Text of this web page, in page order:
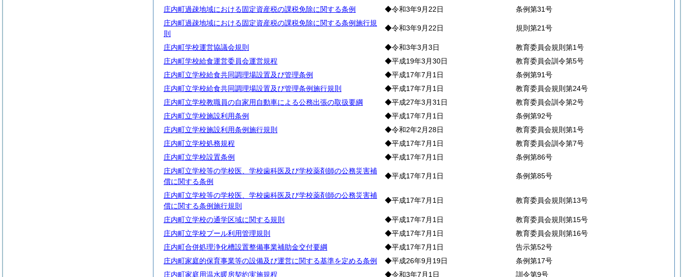
庄内町過疎地域における固定資産税の課税免除に関する条例 ◆令和3年9月22日
条例第31号
庄内町過疎地域における固定資産税の課税免除に関する条例施行規
則
◆令和3年9月22日 規則第21号
庄内町学校運営協議会規則 ◆令和3年3月3日
教育委員会規則第1号
庄内町学校給食運営委員会運営規程
◆平成19年3月30日
教育委員会訓令第5号
庄内町立学校給食共同調理場設置及び管理条例
◆平成17年7月1日
条例第91号
庄内町立学校給食共同調理場設置及び管理条例施行規則
◆平成17年7月1日
教育委員会規則第24号
庄内町立学校教職員の自家用自動車による公務出張の取扱要綱
◆平成27年3月31日
教育委員会訓令第2号
庄内町立学校施設利用条例
◆平成17年7月1日
条例第92号
庄内町立学校施設利用条例施行規則
◆令和2年2月28日
教育委員会規則第1号
庄内町立学校処務規程
◆平成17年7月1日
教育委員会訓令第7号
庄内町立学校設置条例
◆平成17年7月1日
条例第86号
庄内町立学校等の学校医、学校歯科医及び学校薬剤師の公務災害補
償に関する条例
◆平成17年7月1日 条例第85号
庄内町立学校等の学校医、学校歯科医及び学校薬剤師の公務災害補
償に関する条例施行規則
◆平成17年7月1日 教育委員会規則第13号
庄内町立学校の通学区域に関する規則 ◆平成17年7月1日
教育委員会規則第15号
庄内町立学校プール利用管理規則
◆平成17年7月1日
教育委員会規則第16号
庄内町合併処理浄化槽設置整備事業補助金交付要綱
◆平成17年7月1日
告示第52号
庄内町家庭的保育事業等の設備及び運営に関する基準を定める条例
◆平成26年9月19日
条例第17号
庄内町家庭用温水暖房契約実施規程
◆令和3年7月1日 訓令第9号